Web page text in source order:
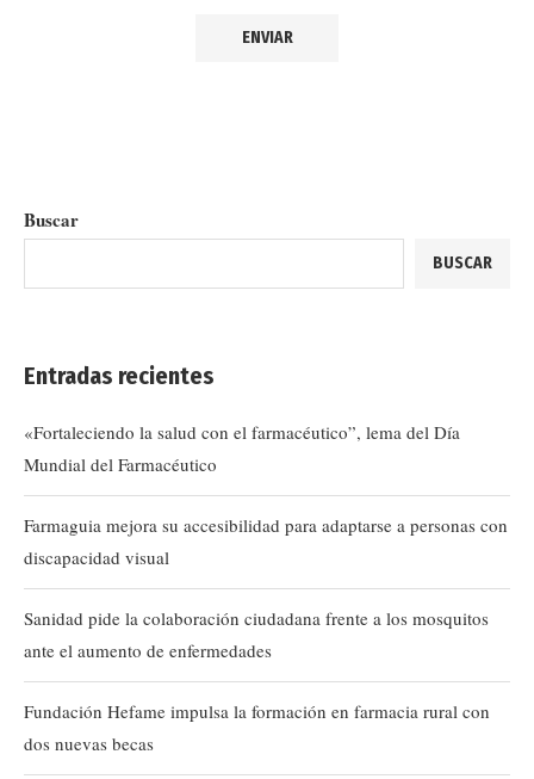
Buscar
BUSCAR
Entradas recientes
«Fortaleciendo la salud con el farmacéutico”, lema del Día
Mundial del Farmacéutico
Farmaguia mejora su accesibilidad para adaptarse a personas con
discapacidad visual
Sanidad pide la colaboración ciudadana frente a los mosquitos
ante el aumento de enfermedades
Fundación Hefame impulsa la formación en farmacia rural con
dos nuevas becas